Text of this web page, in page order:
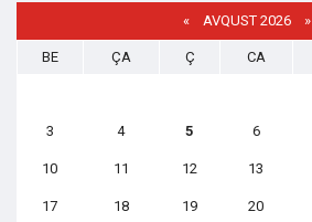
« AVQUST 2026 »
BE ÇA Ç CA
3 4 5 6
10 11 12 13
17 18 19 20